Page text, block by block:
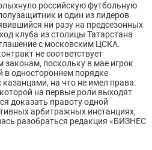
российскую футбольную
и один из лидеров
ни разу на предсезонных
клуба из столицы Татарстана
с московским ЦСКА.
не соответствует
поскольку в мае игрок
в одностороннем порядке
казанцами, на что не имел права.
на первые роли выходят
доказать правоту одной
арбитражных инстанциях,
разобраться редакция «БИЗНЕС